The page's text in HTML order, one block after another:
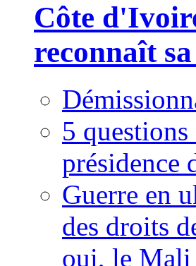
Côte
reconnaît
5
présidence
Guerre en
des droits
oui, le Mali